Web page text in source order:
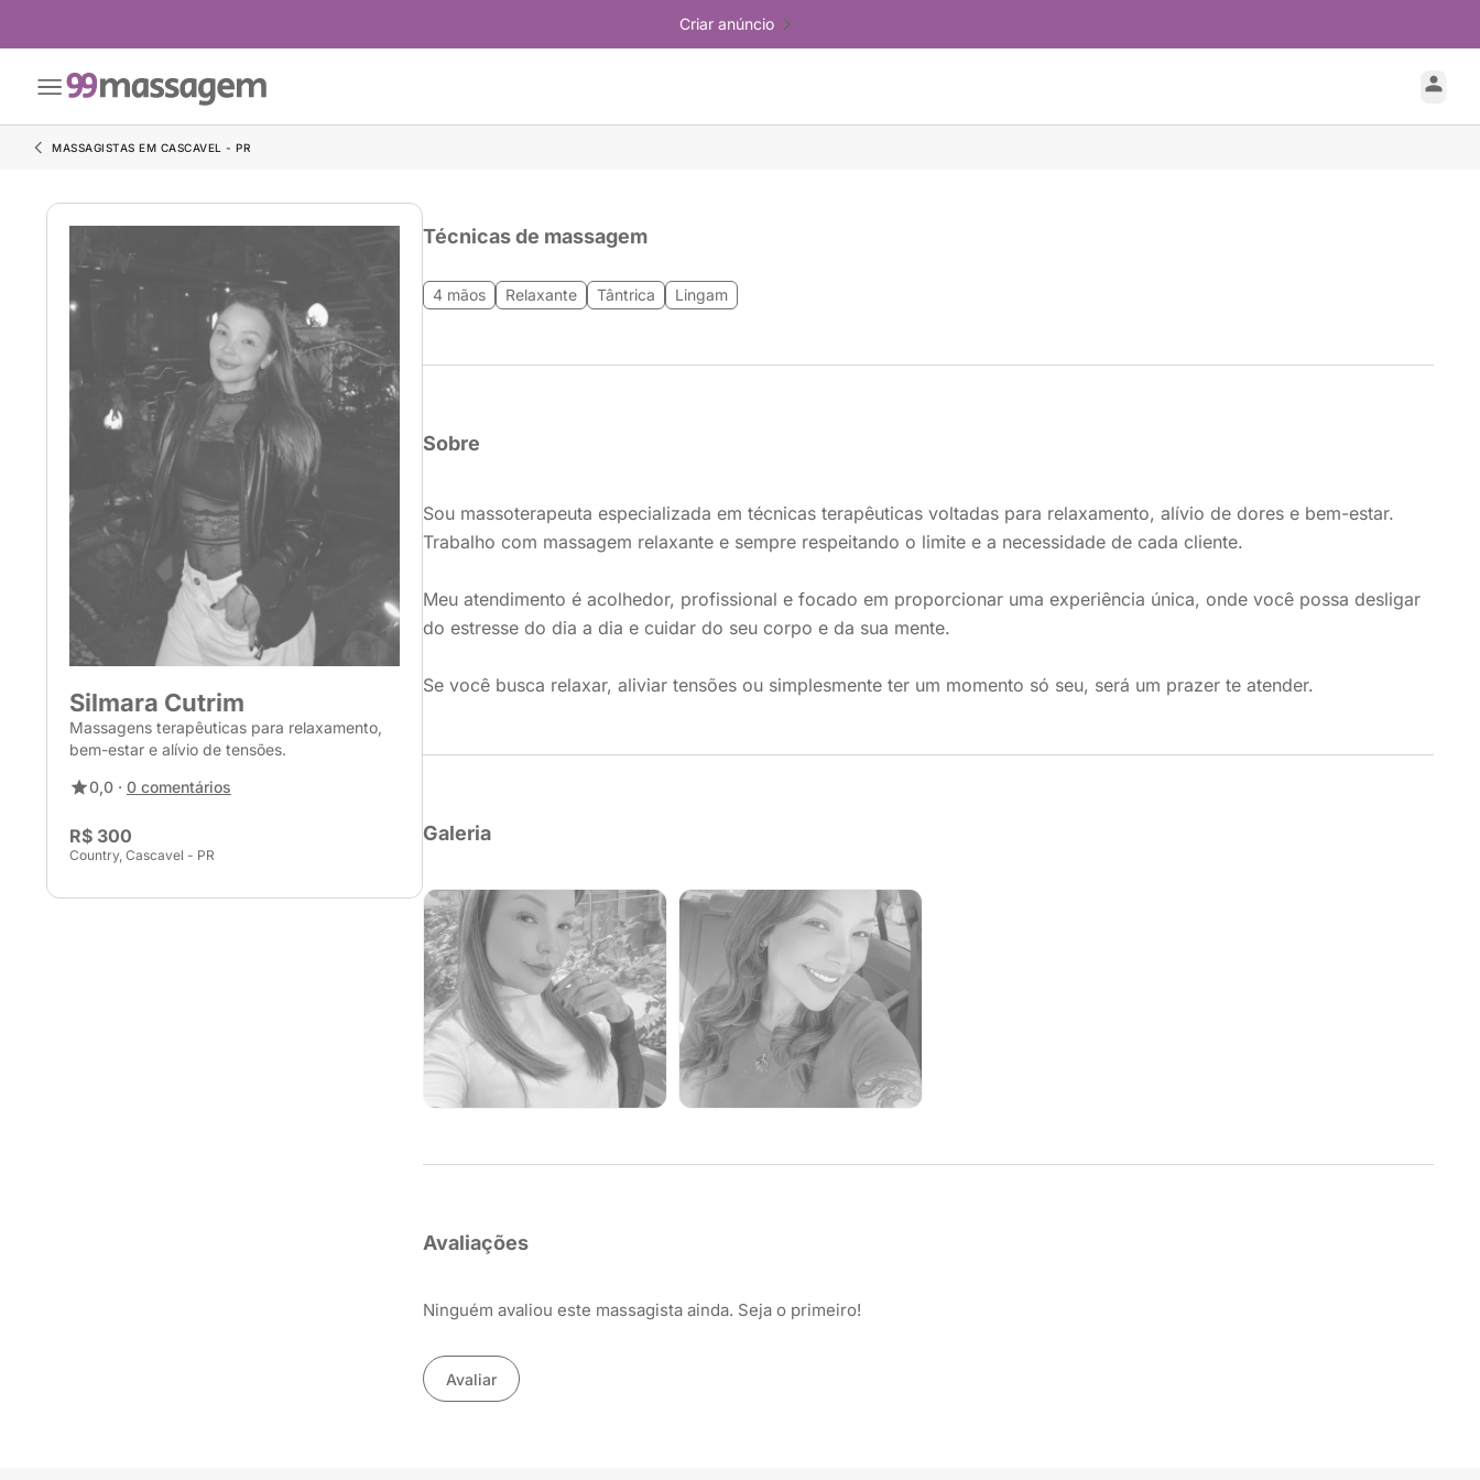
Criar anúncio
MASSAGISTAS EM CASCAVEL - PR
Silmara Cutrim
Massagens terapêuticas para relaxamento,
bem-estar e alívio de tensões.
0,0 · 0 comentários
R$ 300
Country, Cascavel - PR
Técnicas de massagem
4 mãos Relaxante Tântrica Lingam
Sobre
Sou massoterapeuta especializada em técnicas terapêuticas voltadas para relaxamento, alívio de dores e bem-estar.
Trabalho com massagem relaxante e sempre respeitando o limite e a necessidade de cada cliente.
Meu atendimento é acolhedor, profissional e focado em proporcionar uma experiência única, onde você possa desligar
do estresse do dia a dia e cuidar do seu corpo e da sua mente.
Se você busca relaxar, aliviar tensões ou simplesmente ter um momento só seu, será um prazer te atender.
Galeria
Avaliações
Ninguém avaliou este massagista ainda. Seja o primeiro!
Avaliar